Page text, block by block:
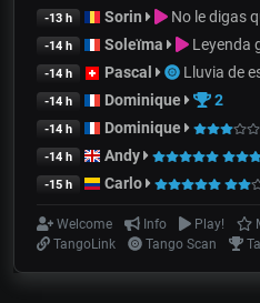
-13 h Sorin No le digas
-14 h Soleïma Leyenda
-14 h Pascal Lluvia de
-14 h Dominique 2
-14 h Dominique
-14 h Andy
-15 h Carlo
Welcome Info Play!
TangoLink
Tango Scan